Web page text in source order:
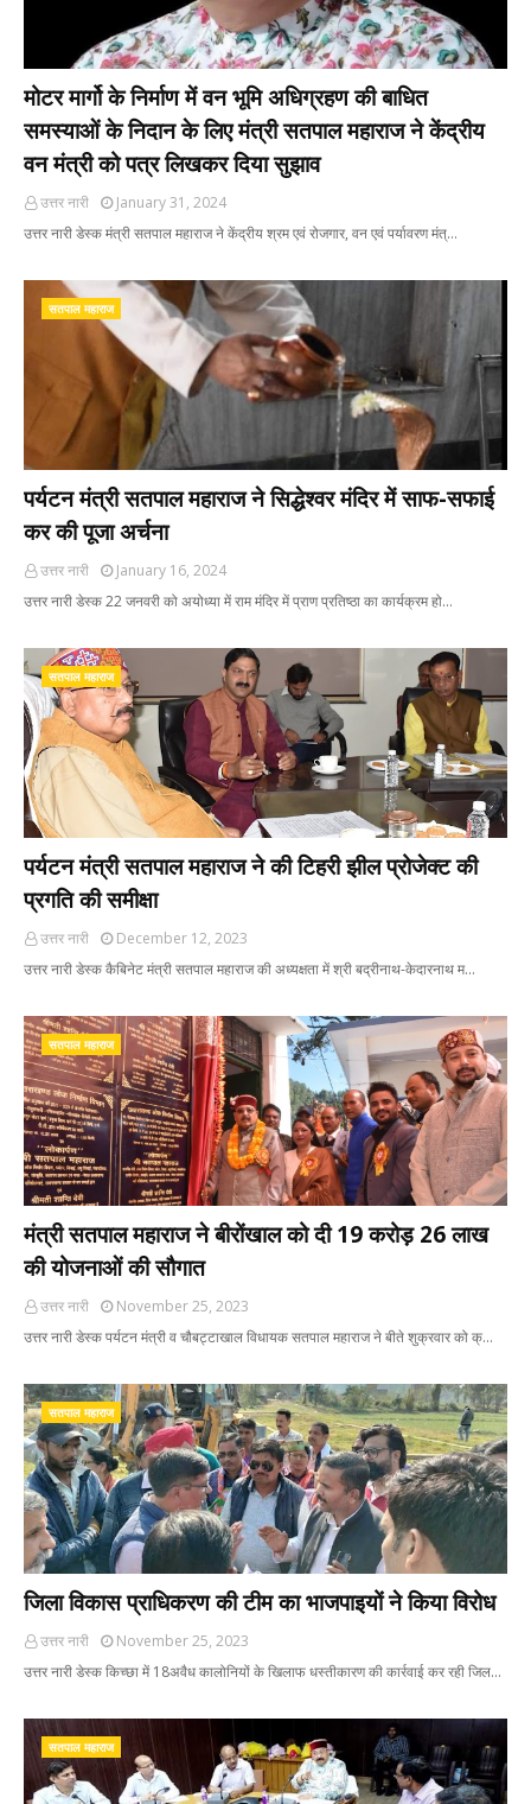
मोटर मार्गो के निर्माण में वन भूमि अधिग्रहण की बाधित
समस्याओं के निदान के लिए मंत्री सतपाल महाराज ने केंद्रीय
वन मंत्री को पत्र लिखकर दिया सुझाव
उत्तर नारी
January 31, 2024
उत्तर नारी डेस्क मंत्री सतपाल महाराज ने केंद्रीय श्रम एवं रोजगार, वन एवं पर्यावरण मंत्…
सतपाल महाराज
पर्यटन मंत्री सतपाल महाराज ने सिद्धेश्वर मंदिर में साफ-सफाई
कर की पूजा अर्चना
उत्तर नारी
January 16, 2024
उत्तर नारी डेस्क 22 जनवरी को अयोध्या में राम मंदिर में प्राण प्रतिष्ठा का कार्यक्रम हो…
सतपाल महाराज
पर्यटन मंत्री सतपाल महाराज ने की टिहरी झील प्रोजेक्ट की
प्रगति की समीक्षा
उत्तर नारी
December 12, 2023
उत्तर नारी डेस्क कैबिनेट मंत्री सतपाल महाराज की अध्यक्षता में श्री बद्रीनाथ-केदारनाथ म…
सतपाल महाराज
मंत्री सतपाल महाराज ने बीरोंखाल को दी 19 करोड़ 26 लाख
की योजनाओं की सौगात
उत्तर नारी
November 25, 2023
उत्तर नारी डेस्क पर्यटन मंत्री व चौबट्टाखाल विधायक सतपाल महाराज ने बीते शुक्रवार को क्…
सतपाल महाराज
जिला विकास प्राधिकरण की टीम का भाजपाइयों ने किया विरोध
उत्तर नारी
November 25, 2023
उत्तर नारी डेस्क किच्छा में 18अवैध कालोनियों के खिलाफ धस्तीकारण की कार्रवाई कर रही जिल…
सतपाल महाराज